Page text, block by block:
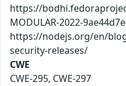
https://
MODULAR-2022-
https://nodejs.org/en/
security-releases/
CWE
CWE-295, CWE-297